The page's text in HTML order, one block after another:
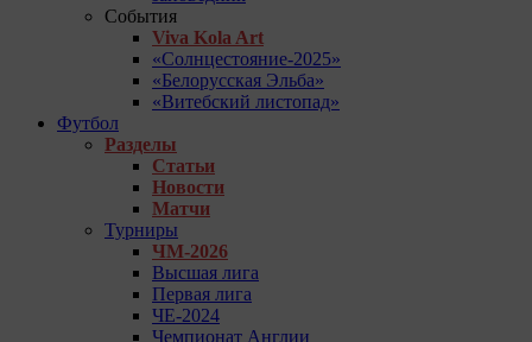
События
Viva Kola Art
«Солнцестояние-2025»
«Белорусская Эльба»
«Витебский листопад»
Футбол
Разделы
Статьи
Новости
Матчи
Турниры
ЧМ-2026
Высшая лига
Первая лига
ЧЕ-2024
Чемпионат Англии